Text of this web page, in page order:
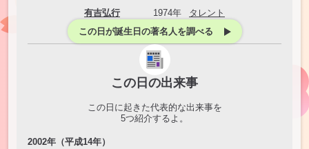
有吉弘行 1974年
タレント
この日が誕生日の著名人を調べる
この日の出来事
この日に起きた代表的な出来事を
5つ紹介するよ。
2002年（平成14年）